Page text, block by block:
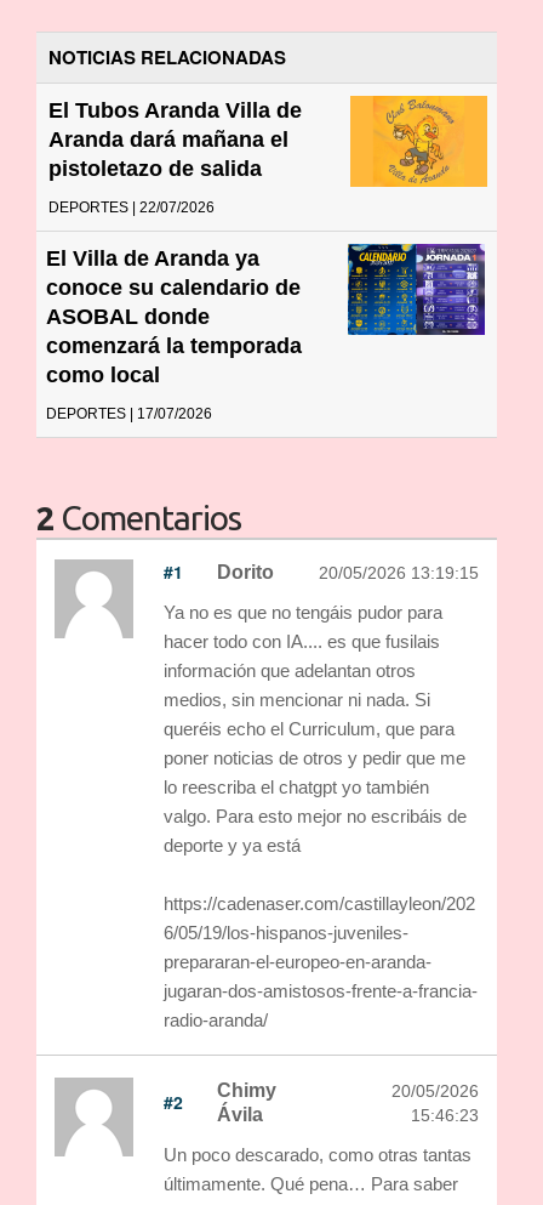
NOTICIAS RELACIONADAS
El Tubos Aranda Villa de
Aranda dará mañana el
pistoletazo de salida
DEPORTES | 22/07/2026
El Villa de Aranda ya
conoce su calendario de
ASOBAL donde
comenzará la temporada
como local
DEPORTES | 17/07/2026
2 Comentarios
#1 Dorito 20/05/2026 13:19:15
Ya no es que no tengáis pudor para
hacer todo con IA.... es que fusilais
información que adelantan otros
medios, sin mencionar ni nada. Si
queréis echo el Curriculum, que para
poner noticias de otros y pedir que me
lo reescriba el chatgpt yo también
valgo. Para esto mejor no escribáis de
deporte y ya está
https://cadenaser.com/castillayleon/202
6/05/19/los-hispanos-juveniles-
prepararan-el-europeo-en-aranda-
jugaran-dos-amistosos-frente-a-francia-
radio-aranda/
#2
Chimy
Ávila
20/05/2026
15:46:23
Un poco descarado, como otras tantas
últimamente. Qué pena… Para saber